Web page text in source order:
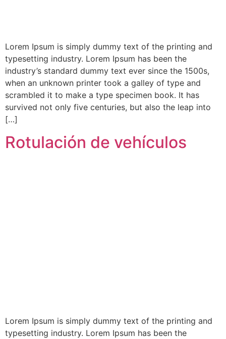
Lorem Ipsum is simply dummy text of the printing and
typesetting industry. Lorem Ipsum has been the
industry’s standard dummy text ever since the 1500s,
when an unknown printer took a galley of type and
scrambled it to make a type specimen book. It has
survived not only five centuries, but also the leap into
[…]
Rotulación de vehículos
Lorem Ipsum is simply dummy text of the printing and
typesetting industry. Lorem Ipsum has been the